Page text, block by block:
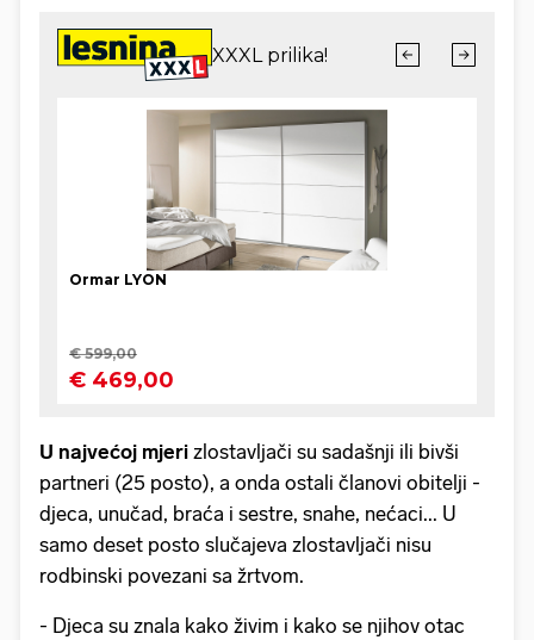
U najvećoj mjeri zlostavljači su sadašnji ili bivši
partneri (25 posto), a onda ostali članovi obitelji -
djeca, unučad, braća i sestre, snahe, nećaci... U
samo deset posto slučajeva zlostavljači nisu
rodbinski povezani sa žrtvom.
- Djeca su znala kako živim i kako se njihov otac